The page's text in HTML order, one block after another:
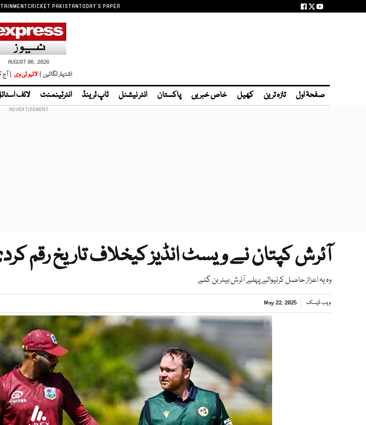
CRICKET PAKISTANTODAY'S PAPER
AUGUST 06, 2026
اشتہار لگائیں | لائیو ٹی وی | آج
صفحۂ اول تازہ ترین کھیل خاص خبریں پاکستان انٹر نیشنل ٹاپ ٹرینڈ انٹرٹینمنٹ لائف
آئرش کپتان نے ویسٹ انڈیز کیخلاف تاریخ رقم
وہ یہ اعزاز حاصل کرنیوالے پہلے آئرش بیٹر بن گئے
ویب ڈیسک May 22, 2025